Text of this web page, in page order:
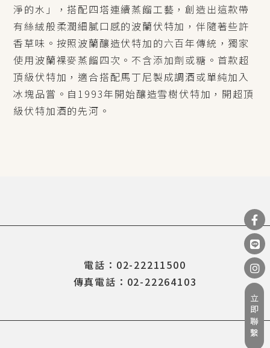
淨的水」，搭配四塔連續蒸餾工藝，創造出這款帶
有絲絨般柔潤細膩口感的波蘭伏特加，伴隨著些許
香草味。按照波蘭釀造伏特加的六百年傳統，獨家
使用波蘭裸麥蒸餾四次。不含添加劑或糖。首款超
頂級伏特加，適合搭配馬丁尼製成調酒或單純加入
冰塊品嘗。自1993年開始釀造雪樹伏特加，開超頂
級伏特加酒的先河。
立即聯繫
電話：02-22211500
傳真電話：02-22264103